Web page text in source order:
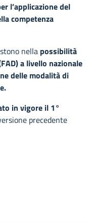
l’applicazione del
competenza
nella possibilità
a livello nazionale
delle modalità di
in vigore il 1°
precedente